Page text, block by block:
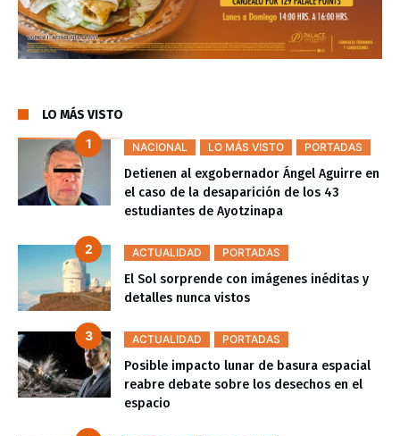
LO MÁS VISTO
NACIONAL LO MÁS VISTO PORTADAS
Detienen al exgobernador Ángel Aguirre en
el caso de la desaparición de los 43
estudiantes de Ayotzinapa
ACTUALIDAD PORTADAS
El Sol sorprende con imágenes inéditas y
detalles nunca vistos
ACTUALIDAD PORTADAS
Posible impacto lunar de basura espacial
reabre debate sobre los desechos en el
espacio